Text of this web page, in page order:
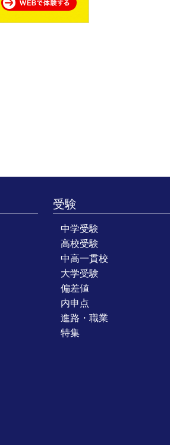
受験
中学受験
高校受験
中高一貫校
大学受験
偏差値
内申点
進路・職業
特集